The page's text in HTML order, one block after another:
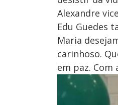
Alexandre
Edu Guedes
Maria
carinhoso.
em paz.